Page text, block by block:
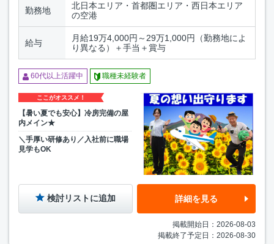
勤務地
北日本エリア・首都圏エリア・西日本エリア
の空港
給与
月給19万4,000円～29万1,000円（勤務地によ
り異なる）＋手当＋賞与
60代以上活躍中 職種未経験者
ここがオススメ！
【暑い夏でも安心】冷房完備の屋
内メイン★
＼手厚い研修あり／入社前に職場
見学もOK
検討リストに追加 詳細を見る
掲載開始日：2026-08-03
掲載終了予定日：2026-08-30